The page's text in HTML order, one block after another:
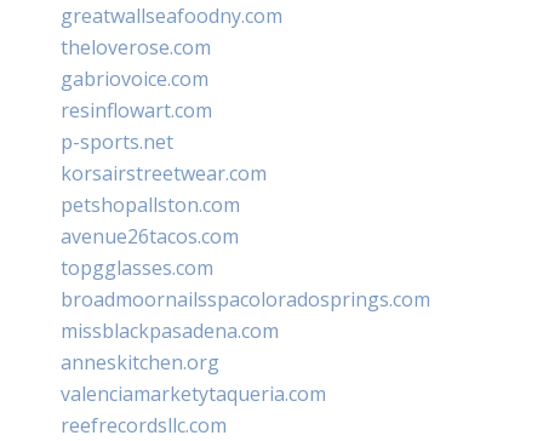
greatwallseafoodny.com
theloverose.com
gabriovoice.com
resinflowart.com
p-sports.net
korsairstreetwear.com
petshopallston.com
avenue26tacos.com
topgglasses.com
broadmoornailsspacoloradosprings.com
missblackpasadena.com
anneskitchen.org
valenciamarketytaqueria.com
reefrecordsllc.com